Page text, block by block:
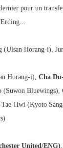
pour un
Erding...
Horang-i),
Horang-i), Cha
Bluewings),
Hwi (Kyoto
United/ENG)